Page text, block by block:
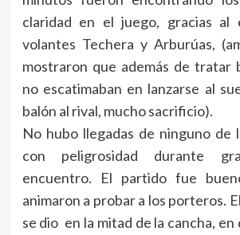
claridad en el juego, gracias al
volantes Techera y Arburúas,
mostraron que además de tratar
no escatimaban en lanzarse al
balón al rival, mucho sacrificio).
No hubo llegadas de ninguno de
con peligrosidad durante
encuentro. El partido fue
animaron a probar a los porteros.
se dio en la mitad de la cancha,